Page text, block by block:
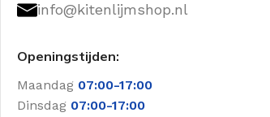
info@kitenlijmshop.nl
Openingstijden:
Maandag 07:00-17:00
Dinsdag 07:00-17:00